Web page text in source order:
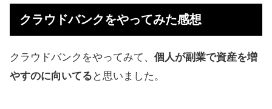
クラウドバンクをやってみた感想
クラウドバンクをやってみて、 個人が副業で資産を増
やすのに向いてる と思いました。